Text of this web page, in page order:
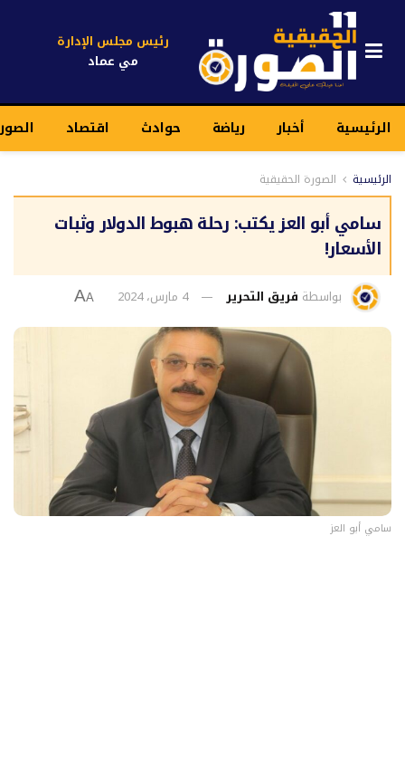
رئيس مجلس الإدارة
مي عماد
الرئيسية أخبار رياضة حوادث اقتصاد
الرئيسية الصورة الحقيقية
سامي أبو العز يكتب: رحلة هبوط الدولار وثبات
الأسعار!
بواسطة فريق التحرير 4 مارس، 2024 A
A
سامي أبو العز